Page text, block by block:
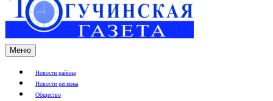
Меню
Новости района
Новости региона
Общество